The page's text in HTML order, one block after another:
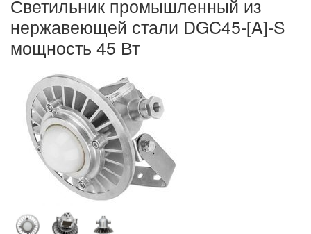
Светильник промышленный из
нержавеющей стали DGC45-[A]-S
мощность 45 Вт